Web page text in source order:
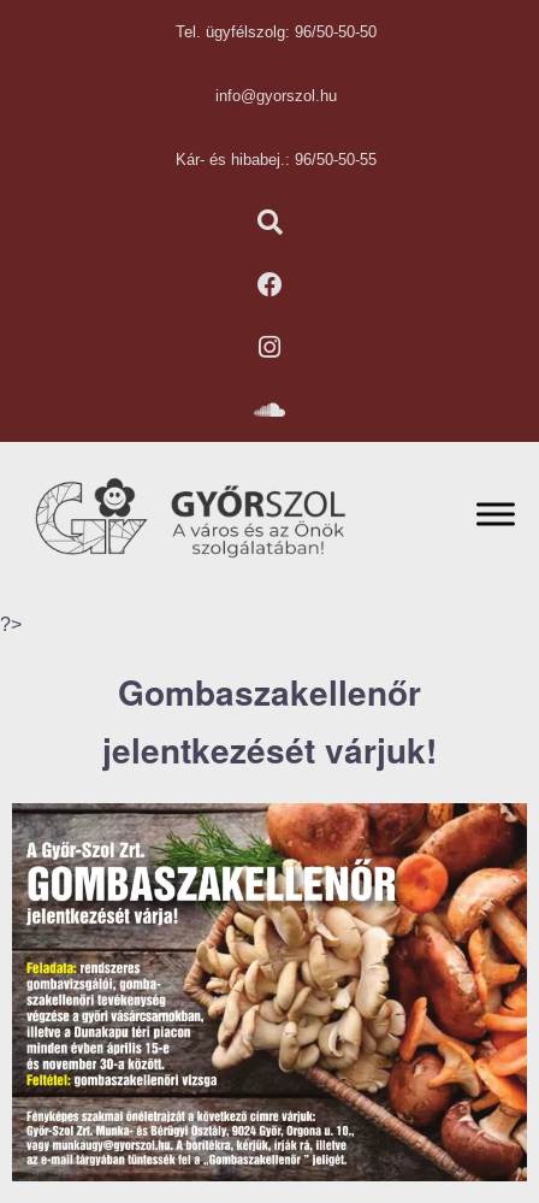
Tel. ügyfélszolg: 96/50-50-50
info@gyorszol.hu
Kár- és hibabej.: 96/50-50-55
?>
Gombaszakellenőr
jelentkezését várjuk!